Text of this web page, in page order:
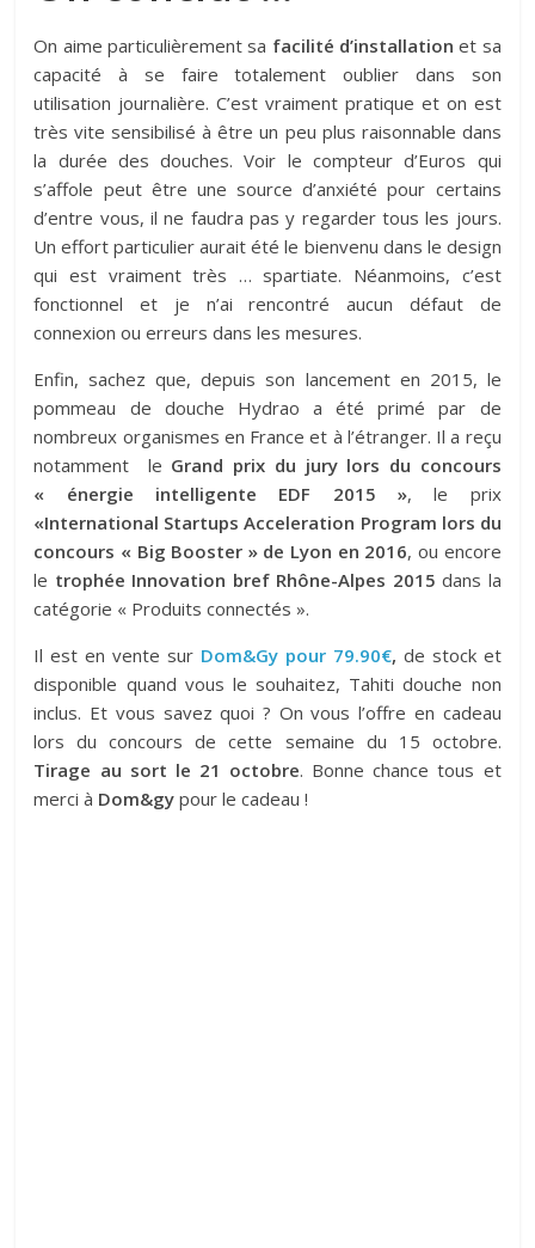
On aime particulièrement sa facilité d’installation et sa
capacité à se faire totalement oublier dans son
utilisation journalière. C’est vraiment pratique et on est
très vite sensibilisé à être un peu plus raisonnable dans
la durée des douches. Voir le compteur d’Euros qui
s’affole peut être une source d’anxiété pour certains
d’entre vous, il ne faudra pas y regarder tous les jours.
Un effort particulier aurait été le bienvenu dans le design
qui est vraiment très … spartiate. Néanmoins, c’est
fonctionnel et je n’ai rencontré aucun défaut de
connexion ou erreurs dans les mesures.
Enfin, sachez que, depuis son lancement en 2015, le
pommeau de douche Hydrao a été primé par de
nombreux organismes en France et à l’étranger. Il a reçu
notamment le Grand prix du jury lors du concours
« énergie intelligente EDF 2015 », le prix
«International Startups Acceleration Program lors du
concours « Big Booster » de Lyon en 2016, ou encore
le trophée Innovation bref Rhône-Alpes 2015 dans la
catégorie « Produits connectés ».
Il est en vente sur Dom&Gy pour 79.90€, de stock et
disponible quand vous le souhaitez, Tahiti douche non
inclus. Et vous savez quoi ? On vous l’offre en cadeau
lors du concours de cette semaine du 15 octobre.
Tirage au sort le 21 octobre. Bonne chance tous et
merci à Dom&gy pour le cadeau !